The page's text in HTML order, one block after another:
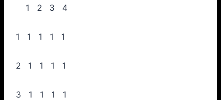
1 2 3 4
1 1 1 1 1
2 1 1 1 1
3 1 1 1 1